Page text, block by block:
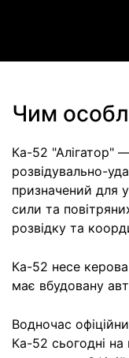
Чим
Ка-52 "Алігатор"
розвідувально-
призначений для
сили та
розвідку та
Ка-52 несе
має вбудовану
Водночас
Ка-52 сьогодні на